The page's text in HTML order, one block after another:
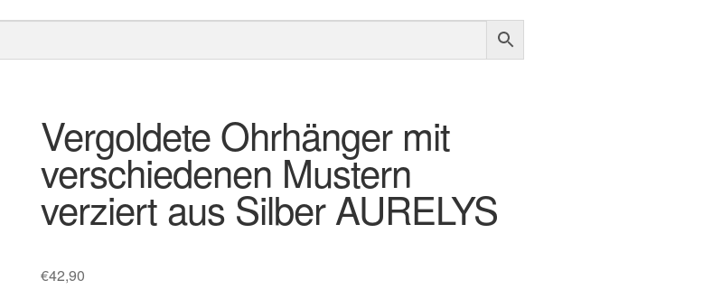
Vergoldete Ohrhänger mit
verschiedenen Mustern
verziert aus Silber AURELYS
€42,90